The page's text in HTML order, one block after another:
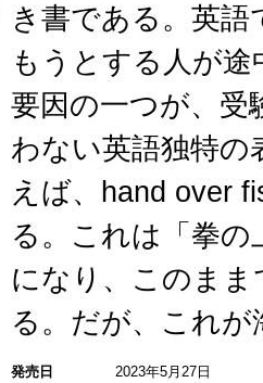
き書である。英
もうとする人が
要因の一つが、受
わない英語独特の
えば、hand over
る。これは「拳
になり、このま
る。だが、これ
発売日 2023年5月27日